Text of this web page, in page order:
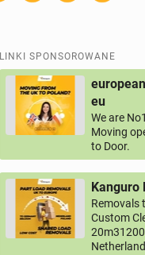
LINKI SPONSOROWANE
eu
We are
Moving
to Door.
Kanguro
Removals
Custom